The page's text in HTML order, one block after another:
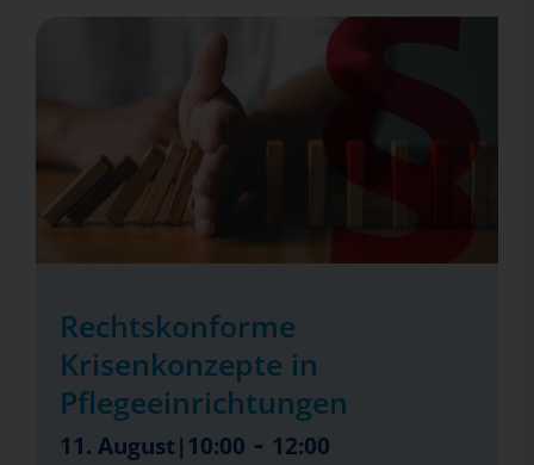
Rechtskonforme
Krisenkonzepte in
Pflegeeinrichtungen
11. August|10:00 - 12:00